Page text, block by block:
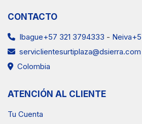
CONTACTO
Ibague+57 321 3794333 -
serviclientesurtiplaza@dsierra.com
Colombia
ATENCIÓN AL CLIENTE
Tu Cuenta